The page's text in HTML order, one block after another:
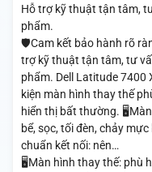
Hỗ trợ kỹ thuật tận tâm,
phẩm.
🛡️Cam kết bảo hành rõ
trợ kỹ thuật tận tâm, tư
phẩm. Dell Latitude 7400
kiện màn hình thay thế
hiển thị bất thường.
bể, sọc, tối đèn, chảy
chuẩn kết nối: nên…
🖥️Màn hình thay thế: phù